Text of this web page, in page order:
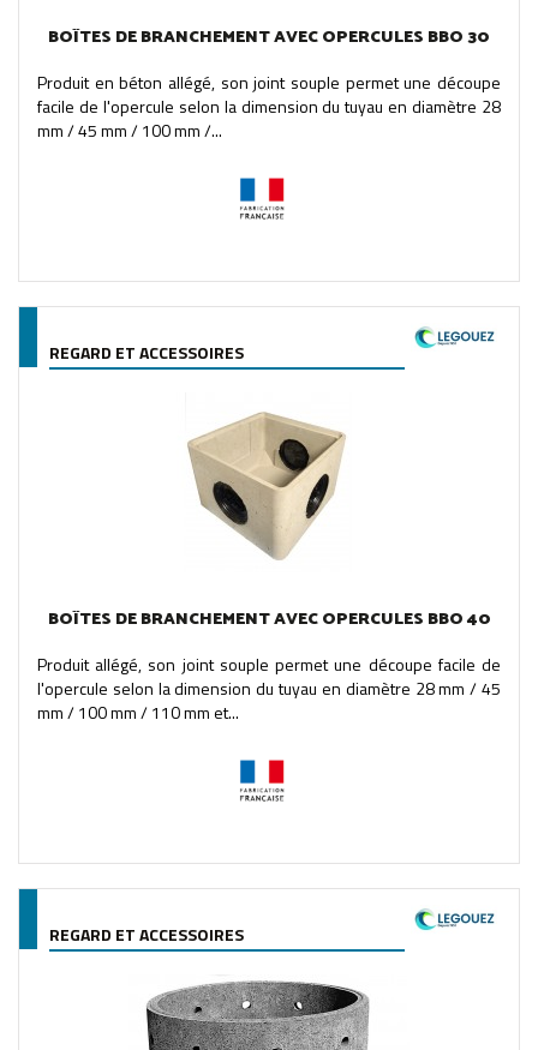
BOÎTES DE BRANCHEMENT AVEC OPERCULES BBO 30
Produit en béton allégé, son joint souple permet une découpe
facile de l'opercule selon la dimension du tuyau en diamètre 28
mm / 45 mm / 100 mm /...
REGARD ET ACCESSOIRES
BOÎTES DE BRANCHEMENT AVEC OPERCULES BBO 40
Produit allégé, son joint souple permet une découpe facile de
l'opercule selon la dimension du tuyau en diamètre 28 mm / 45
mm / 100 mm / 110 mm et...
REGARD ET ACCESSOIRES